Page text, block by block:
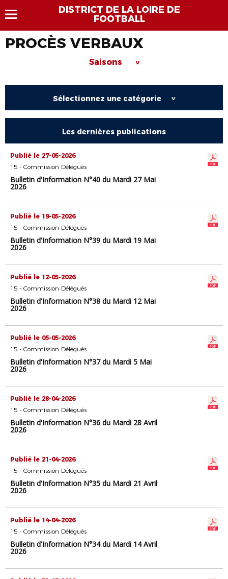
DISTRICT DE LA LOIRE DE
FOOTBALL
PROCÈS VERBAUX
Saisons >
Sélectionnez une catégorie >
Les dernières publications
Publié le 27-05-2026
15 - Commission Délégués
Bulletin d'Information N°40 du Mardi 27 Mai
2026
Publié le 19-05-2026
15 - Commission Délégués
Bulletin d'Information N°39 du Mardi 19 Mai
2026
Publié le 12-05-2026
15 - Commission Délégués
Bulletin d'Information N°38 du Mardi 12 Mai
2026
Publié le 05-05-2026
15 - Commission Délégués
Bulletin d'Information N°37 du Mardi 5 Mai
2026
Publié le 28-04-2026
15 - Commission Délégués
Bulletin d'Information N°36 du Mardi 28 Avril
2026
Publié le 21-04-2026
15 - Commission Délégués
Bulletin d'Information N°35 du Mardi 21 Avril
2026
Publié le 14-04-2026
15 - Commission Délégués
Bulletin d'Information N°34 du Mardi 14 Avril
2026